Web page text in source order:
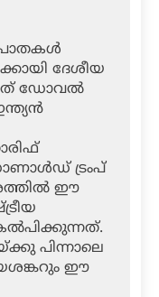
ദേശീയ
ഡോവല്‍
ട്രംപ്
ഈ
പിന്നാലെ
ഈ